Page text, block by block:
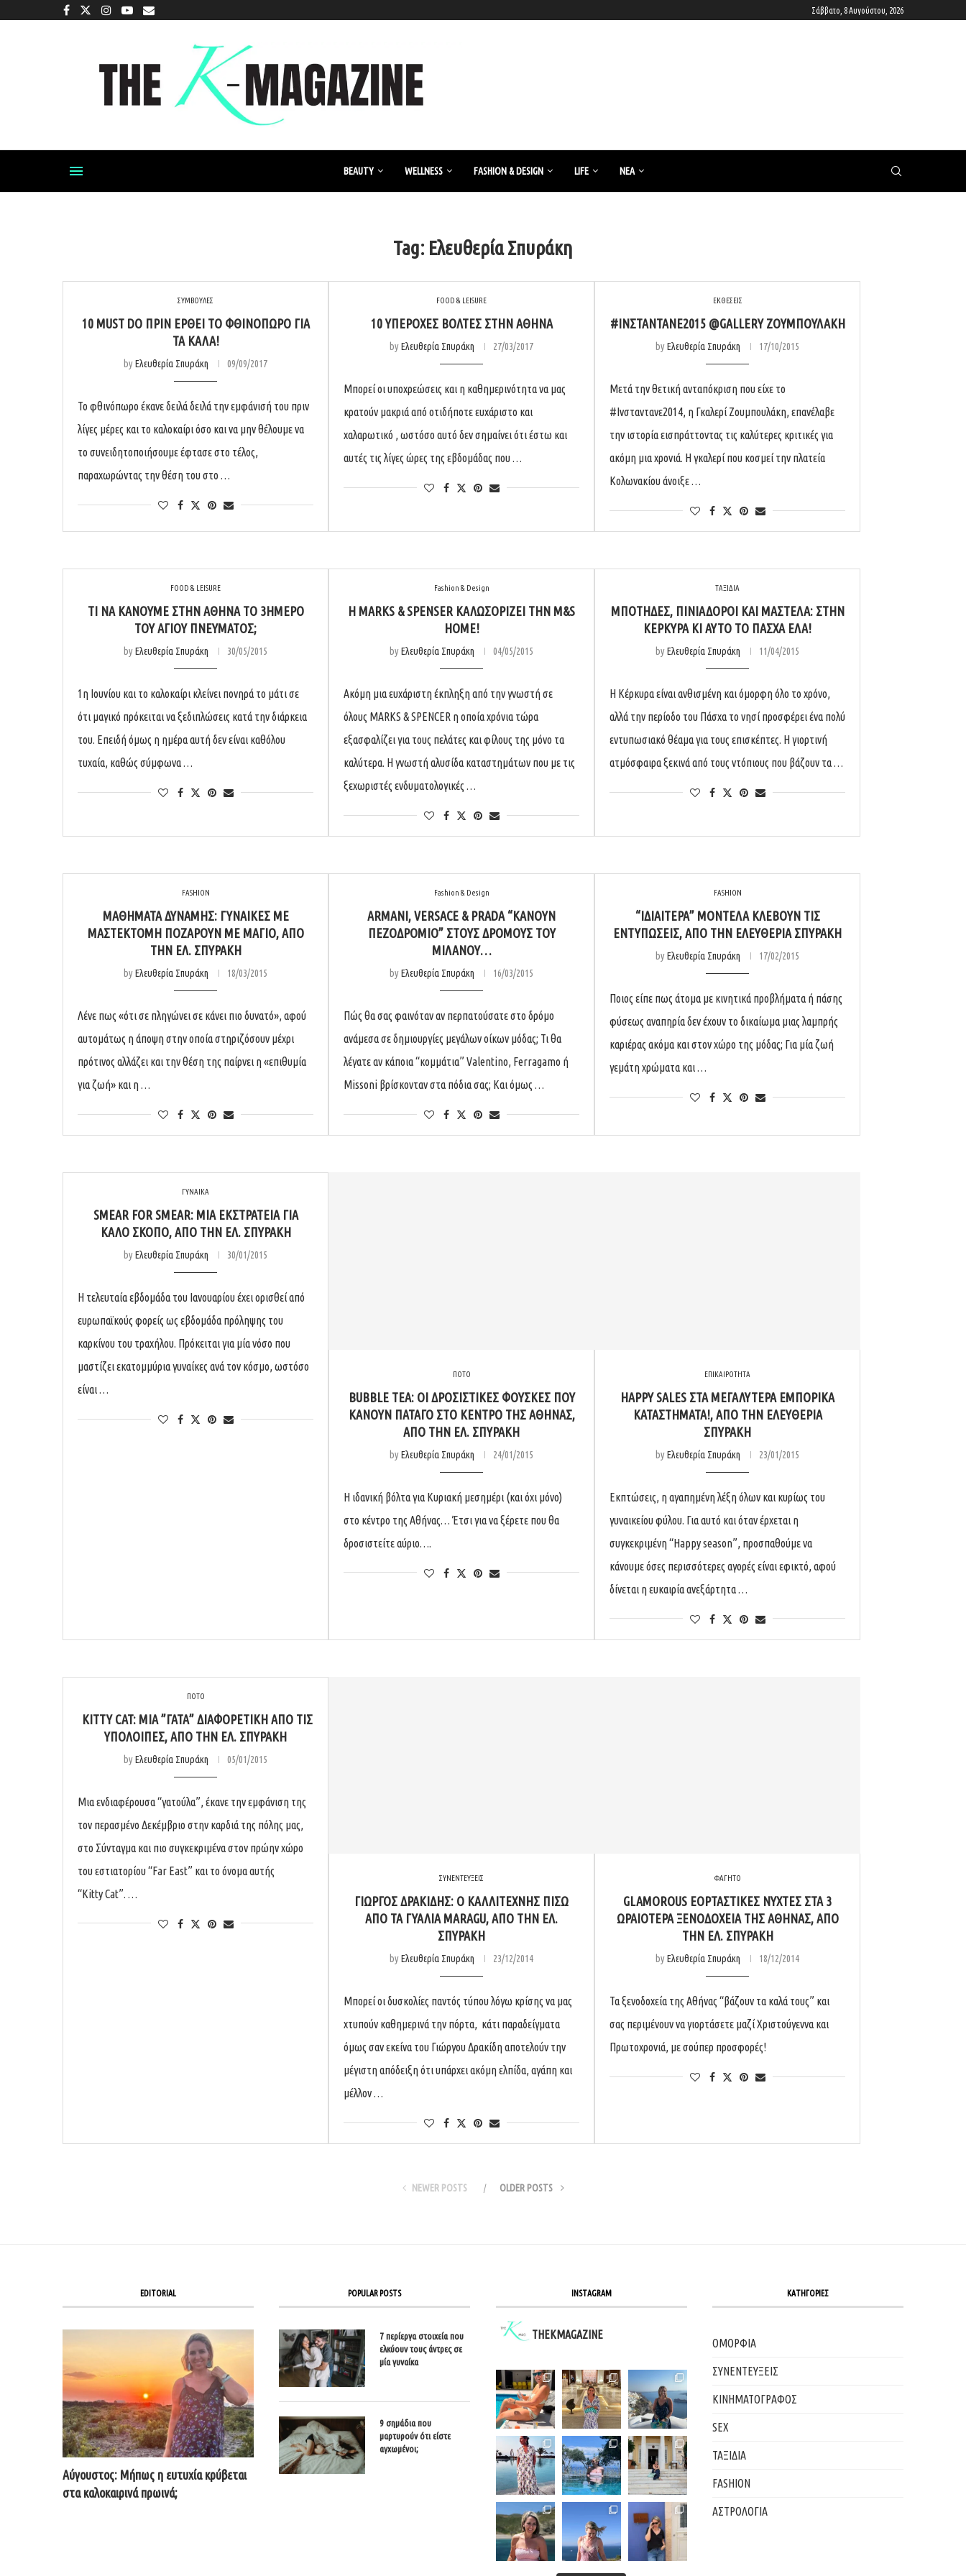
Σάββατο, 8 Αυγούστου, 2026
BEAUTY WELLNESS FASHION & DESIGN LIFE ΝΈΑ
Tag: Ελευθερία Σπυράκη
ΣΥΜΒΟΥΛΕΣ
10 MUST DO ΠΡΙΝ ΈΡΘΕΙ ΤΟ ΦΘΙΝΌΠΩΡΟ ΓΙΑ
ΤΑ ΚΑΛΆ!
byΕλευθερία Σπυράκη 09/09/2017
Το φθινόπωρο έκανε δειλά δειλά την εμφάνισή του πριν
λίγες μέρες και το καλοκαίρι όσο και να μην θέλουμε να
το συνειδητοποιήσουμε έφτασε στο τέλος,
παραχωρώντας την θέση του στο …
FOOD & LEISURE
10 ΥΠΈΡΟΧΕΣ ΒΌΛΤΕΣ ΣΤΗΝ ΑΘΉΝΑ
byΕλευθερία Σπυράκη 27/03/2017
Μπορεί οι υποχρεώσεις και η καθημερινότητα να μας
κρατούν μακριά από οτιδήποτε ευχάριστο και
χαλαρωτικό , ωστόσο αυτό δεν σημαίνει ότι έστω και
αυτές τις λίγες ώρες της εβδομάδας που …
ΕΚΘΕΣΕΙΣ
#ΙΝΣΤΑΝΤΑΝΕ2015 @GALLERY ΖΟΥΜΠΟΥΛΆΚΗ
byΕλευθερία Σπυράκη 17/10/2015
Μετά την θετική ανταπόκριση που είχε το
#Ινσταντανε2014, η Γκαλερί Ζουμπουλάκη, επανέλαβε
την ιστορία εισπράττοντας τις καλύτερες κριτικές για
ακόμη μια χρονιά. Η γκαλερί που κοσμεί την πλατεία
Κολωνακίου άνοιξε …
FOOD & LEISURE
ΤΙ ΝΑ ΚΆΝΟΥΜΕ ΣΤΗΝ ΑΘΉΝΑ ΤΟ 3ΉΜΕΡΟ
ΤΟΥ ΑΓΊΟΥ ΠΝΕΎΜΑΤΟΣ;
byΕλευθερία Σπυράκη 30/05/2015
1η Ιουνίου και το καλοκαίρι κλείνει πονηρά το μάτι σε
ότι μαγικό πρόκειται να ξεδιπλώσεις κατά την διάρκεια
του. Επειδή όμως η ημέρα αυτή δεν είναι καθόλου
τυχαία, καθώς σύμφωνα …
Fashion & Design
Η MARKS & SPENSER ΚΑΛΩΣΟΡΊΖΕΙ ΤΗΝ M&S
HOME!
byΕλευθερία Σπυράκη 04/05/2015
Ακόμη μια ευχάριστη έκπληξη από την γνωστή σε
όλους MARKS & SPENCER η οποία χρόνια τώρα
εξασφαλίζει για τους πελάτες και φίλους της μόνο τα
καλύτερα. Η γνωστή αλυσίδα καταστημάτων που με τις
ξεχωριστές ενδυματολογικές …
ΤΑΞΙΔΙΑ
ΜΠΌΤΗΔΕΣ, ΠΙΝΙΑΔΌΡΟΙ ΚΑΙ ΜΑΣΤΈΛΑ: ΣΤΗΝ
ΚΈΡΚΥΡΑ ΚΙ ΑΥΤΌ ΤΟ ΠΆΣΧΑ ΈΛΑ!
byΕλευθερία Σπυράκη 11/04/2015
Η Κέρκυρα είναι ανθισμένη και όμορφη όλο το χρόνο,
αλλά την περίοδο του Πάσχα το νησί προσφέρει ένα πολύ
εντυπωσιακό θέαμα για τους επισκέπτες. Η γιορτινή
ατμόσφαιρα ξεκινά από τους ντόπιους που βάζουν τα …
FASHION
ΜΑΘΉΜΑΤΑ ΔΎΝΑΜΗΣ: ΓΥΝΑΊΚΕΣ ΜΕ
ΜΑΣΤΕΚΤΟΜΉ ΠΟΖΆΡΟΥΝ ΜΕ ΜΑΓΙΌ, ΑΠΌ
ΤΗΝ ΕΛ. ΣΠΥΡΆΚΗ
byΕλευθερία Σπυράκη 18/03/2015
Λένε πως «ότι σε πληγώνει σε κάνει πιο δυνατό», αφού
αυτομάτως η άποψη στην οποία στηριζόσουν μέχρι
πρότινος αλλάζει και την θέση της παίρνει η «επιθυμία
για ζωή» και η …
Fashion & Design
ARMANI, VERSACE & PRADA “ΚΆΝΟΥΝ
ΠΕΖΟΔΡΌΜΙΟ” ΣΤΟΥΣ ΔΡΌΜΟΥΣ ΤΟΥ
ΜΙΛΆΝΟΥ…
byΕλευθερία Σπυράκη 16/03/2015
Πώς θα σας φαινόταν αν περπατούσατε στο δρόμο
ανάμεσα σε δημιουργίες μεγάλων οίκων μόδας; Τι θα
λέγατε αν κάποια “κομμάτια” Valentino, Ferragamo ή
Missoni βρίσκονταν στα πόδια σας; Και όμως …
FASHION
“ΙΔΙΑΊΤΕΡΑ” ΜΟΝΤΈΛΑ ΚΛΈΒΟΥΝ ΤΙΣ
ΕΝΤΥΠΏΣΕΙΣ, ΑΠΌ ΤΗΝ ΕΛΕΥΘΕΡΊΑ ΣΠΥΡΆΚΗ
byΕλευθερία Σπυράκη 17/02/2015
Ποιος είπε πως άτομα με κινητικά προβλήματα ή πάσης
φύσεως αναπηρία δεν έχουν το δικαίωμα μιας λαμπρής
καριέρας ακόμα και στον χώρο της μόδας; Για μία ζωή
γεμάτη χρώματα και …
ΓΥΝΑΙΚΑ
SMEAR FOR SMEAR: ΜΊΑ ΕΚΣΤΡΑΤΕΊΑ ΓΙΑ
ΚΑΛΌ ΣΚΟΠΌ, ΑΠΌ ΤΗΝ ΕΛ. ΣΠΥΡΆΚΗ
byΕλευθερία Σπυράκη 30/01/2015
Η τελευταία εβδομάδα του Ιανουαρίου έχει ορισθεί από
ευρωπαϊκούς φορείς ως εβδομάδα πρόληψης του
καρκίνου του τραχήλου. Πρόκειται για μία νόσο που
μαστίζει εκατομμύρια γυναίκες ανά τον κόσμο, ωστόσο
είναι …
ΠΟΤΟ
BUBBLE TEA: ΟΙ ΔΡΟΣΙΣΤΙΚΈΣ ΦΟΎΣΚΕΣ ΠΟΥ
ΚΆΝΟΥΝ ΠΆΤΑΓΟ ΣΤΟ ΚΈΝΤΡΟ ΤΗΣ ΑΘΉΝΑΣ,
ΑΠΌ ΤΗΝ ΕΛ. ΣΠΥΡΆΚΗ
byΕλευθερία Σπυράκη 24/01/2015
Η ιδανική βόλτα για Κυριακή μεσημέρι (και όχι μόνο)
στο κέντρο της Αθήνας… Έτσι για να ξέρετε που θα
δροσιστείτε αύριο….
ΕΠΙΚΑΙΡΟΤΗΤΑ
HAPPY SALES ΣΤΑ ΜΕΓΑΛΎΤΕΡΑ ΕΜΠΟΡΙΚΆ
ΚΑΤΑΣΤΉΜΑΤΑ!, ΑΠΌ ΤΗΝ ΕΛΕΥΘΕΡΊΑ
ΣΠΥΡΆΚΗ
byΕλευθερία Σπυράκη 23/01/2015
Εκπτώσεις, η αγαπημένη λέξη όλων και κυρίως του
γυναικείου φύλου. Για αυτό και όταν έρχεται η
συγκεκριμένη “Happy season”, προσπαθούμε να
κάνουμε όσες περισσότερες αγορές είναι εφικτό, αφού
δίνεται η ευκαιρία ανεξάρτητα …
ΠΟΤΟ
ΚITTY CAT: ΜΙΑ ”ΓΆΤΑ” ΔΙΑΦΟΡΕΤΙΚΉ ΑΠΌ ΤΙΣ
ΥΠΌΛΟΙΠΕΣ, ΑΠΌ ΤΗΝ ΕΛ. ΣΠΥΡΆΚΗ
byΕλευθερία Σπυράκη 05/01/2015
Μια ενδιαφέρουσα “γατούλα”, έκανε την εμφάνιση της
τον περασμένο Δεκέμβριο στην καρδιά της πόλης μας,
στο Σύνταγμα και πιο συγκεκριμένα στον πρώην χώρο
του εστιατορίου “Far East” και το όνομα αυτής
“Kitty Cat”. …
ΣΥΝΕΝΤΕΥΞΕΙΣ
ΓΙΏΡΓΟΣ ΔΡΑΚΊΔΗΣ: Ο ΚΑΛΛΙΤΈΧΝΗΣ ΠΊΣΩ
ΑΠΌ ΤΑ ΓΥΑΛΙΆ MARAGU, ΑΠΌ ΤΗΝ ΕΛ.
ΣΠΥΡΆΚΗ
byΕλευθερία Σπυράκη 23/12/2014
Μπορεί οι δυσκολίες παντός τύπου λόγω κρίσης να μας
χτυπούν καθημερινά την πόρτα, κάτι παραδείγματα
όμως σαν εκείνα του Γιώργου Δρακίδη αποτελούν την
μέγιστη απόδειξη ότι υπάρχει ακόμη ελπίδα, αγάπη και
μέλλον …
ΦΑΓΗΤΟ
GLAMOROUS ΕΟΡΤΑΣΤΙΚΈΣ ΝΎΧΤΕΣ ΣΤΑ 3
ΩΡΑΙΌΤΕΡΑ ΞΕΝΟΔΟΧΕΊΑ ΤΗΣ ΑΘΉΝΑΣ, ΑΠΌ
ΤΗΝ ΕΛ. ΣΠΥΡΆΚΗ
byΕλευθερία Σπυράκη 18/12/2014
Τα ξενοδοχεία της Αθήνας “βάζουν τα καλά τους” και
σας περιμένουν να γιορτάσετε μαζί Χριστούγεννα και
Πρωτοχρονιά, με σούπερ προσφορές!
NEWER POSTS OLDER POSTS
EDITORIAL
Αύγουστος: Μήπως η ευτυχία κρύβεται
στα καλοκαιρινά πρωινά;
POPULAR POSTS
7 περίεργα στοιχεία που
ελκύουν τους άντρες σε
μία γυναίκα
9 σημάδια που
μαρτυρούν ότι είστε
αγχωμένοι;
INSTAGRAM
THEKMAGAZINE
ΚΑΤΗΓΟΡΙΕΣ
ΟΜΟΡΦΙΑ
ΣΥΝΕΝΤΕΥΞΕΙΣ
ΚΙΝΗΜΑΤΟΓΡΑΦΟΣ
SEX
ΤΑΞΙΔΙΑ
FASHION
ΑΣΤΡΟΛΟΓΙΑ